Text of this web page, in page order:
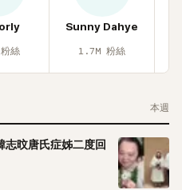
粉絲
Sunny Dahye
1.7M 粉絲
本週
志旼唐氏症姊二度回